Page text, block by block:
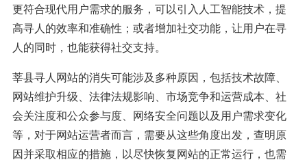
更符合现代用户需求的服务，可以引入人工智能技术，提
高寻人的效率和准确性；或者增加社交功能，让用户在寻
人的同时，也能获得社交支持。
莘县寻人网站的消失可能涉及多种原因，包括技术故障、
网站维护升级、法律法规影响、市场竞争和运营成本、社
会关注度和公众参与度、网络安全问题以及用户需求变化
等，对于网站运营者而言，需要从这些角度出发，查明原
因并采取相应的措施，以尽快恢复网站的正常运行，也需